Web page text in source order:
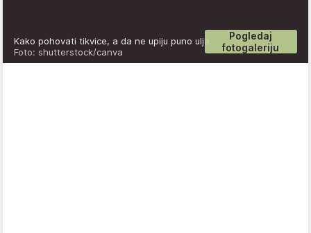
Pogledaj
fotogaleriju
Kako pohovati tikvice, a da ne upiju puno ulja
Foto: shutterstock/canva